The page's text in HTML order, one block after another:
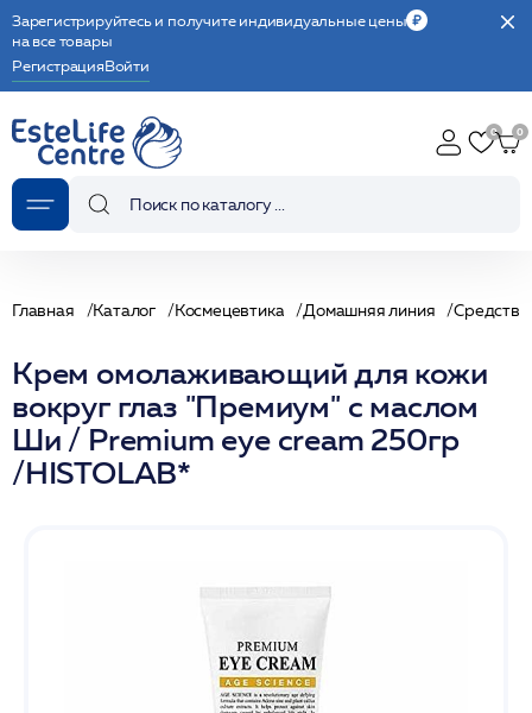
Зарегистрируйтесь и получите индивидуальные цены
на все товары
РегистрацияВойти
Главная Каталог Космецевтика Домашняя линия Средства
Крем омолаживающий для кожи
вокруг глаз "Премиум" с маслом
Ши / Premium eye cream 250гр
/HISTOLAB*